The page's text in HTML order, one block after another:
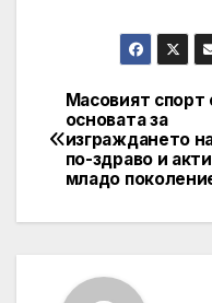
Post
Масовият спорт
основата за
изграждането
по-здраво и
младо